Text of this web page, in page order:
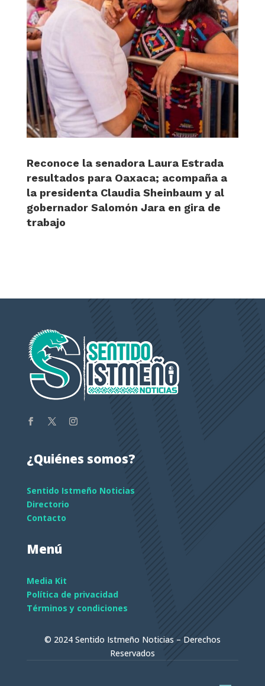
Reconoce la senadora Laura Estrada
resultados para Oaxaca; acompaña a
la presidenta Claudia Sheinbaum y al
gobernador Salomón Jara en gira de
trabajo
¿Quiénes somos?
Sentido Istmeño Noticias
Directorio
Contacto
Menú
Media Kit
Política de privacidad
Términos y condiciones
© 2024 Sentido Istmeño Noticias – Derechos
Reservados